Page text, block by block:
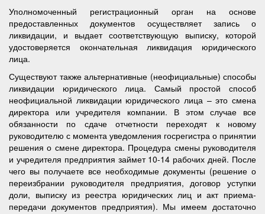
Уполномоченный регистрационный орган на основе
предоставленных документов осуществляет запись о
ликвидации, и выдает соответствующую выписку, которой
удостоверяется окончательная ликвидация юридического
лица.
Существуют также альтернативные (неофициальные) способы
ликвидации юридического лица. Самый простой способ
неофициальной ликвидации юридического лица – это смена
директора или учредителя компании. В этом случае все
обязанности по сдаче отчетности переходят к новому
руководителю с момента уведомления госрегистра о принятии
решения о смене директора. Процедура смены руководителя
и учредителя предприятия займет 10-14 рабочих дней. После
чего вы получаете все необходимые документы (решение о
переизбрании руководителя предприятия, договор уступки
доли, выписку из реестра юридических лиц и акт приема-
передачи документов предприятия). Мы имеем достаточно